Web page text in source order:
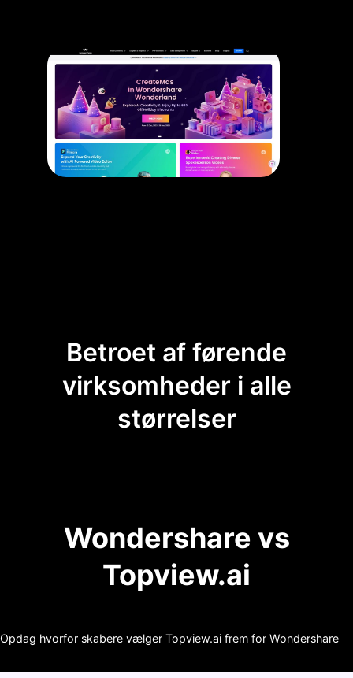
Betroet af førende
virksomheder i alle
størrelser
Wondershare vs
Topview.ai
Opdag hvorfor skabere vælger Topview.ai frem for Wondershare